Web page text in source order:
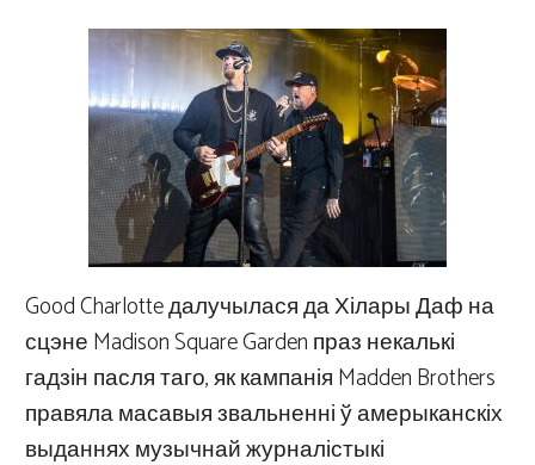
Good Charlotte далучылася да Хілары Даф на
сцэне Madison Square Garden праз некалькі
гадзін пасля таго, як кампанія Madden Brothers
правяла масавыя звальненні ў амерыканскіх
выданнях музычнай журналістыкі